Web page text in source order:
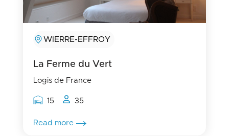
WIERRE-EFFROY
La Ferme du Vert
Logis de France
Rooms capacity
15 People capacity
35
Read more